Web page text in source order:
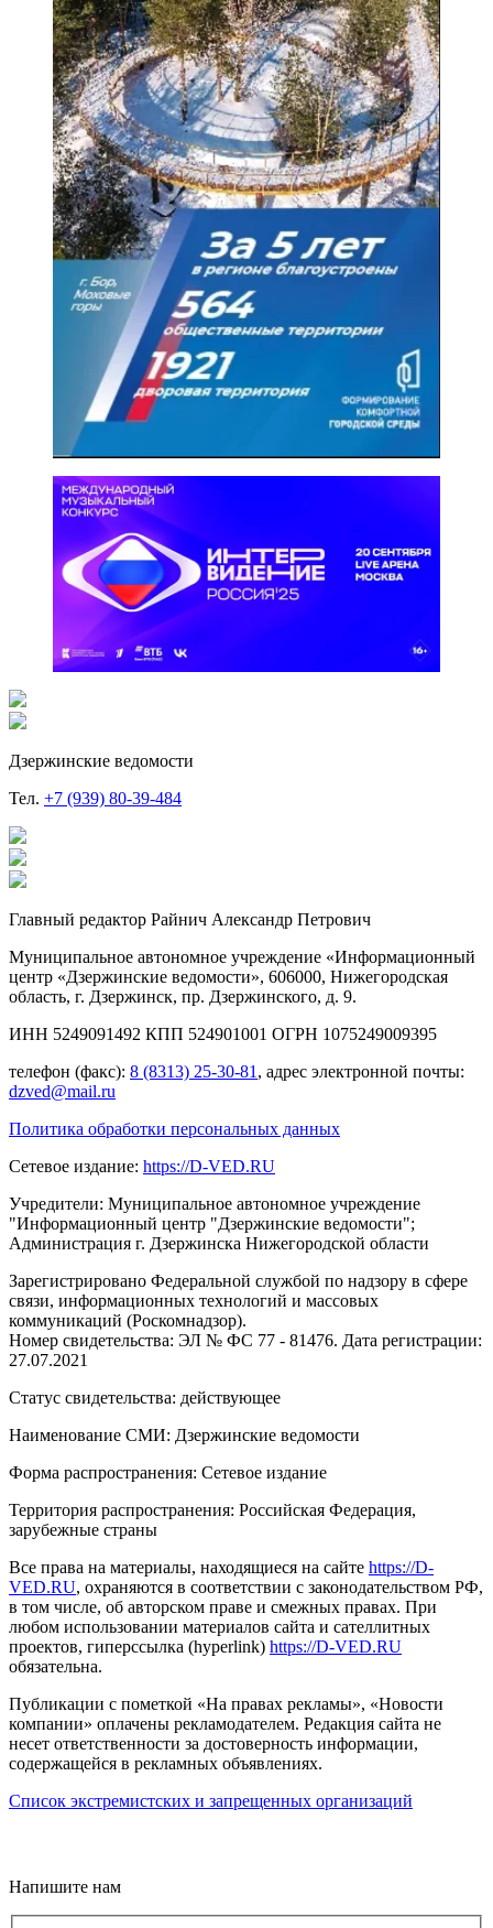
Дзержинские ведомости
Тел. +7 (939) 80-39-484
Главный редактор Райнич Александр Петрович
Муниципальное автономное учреждение «Информационный
центр «Дзержинские ведомости», 606000, Нижегородская
область, г. Дзержинск, пр. Дзержинского, д. 9.
ИНН 5249091492 КПП 524901001 ОГРН 1075249009395
телефон (факс): 8 (8313) 25-30-81 , адрес электронной почты:
dzved@mail.ru
Политика обработки персональных данных
Сетевое издание: https://D-VED.RU
Учредители: Муниципальное автономное учреждение
"Информационный центр "Дзержинские ведомости";
Администрация г. Дзержинска Нижегородской области
Зарегистрировано Федеральной службой по надзору в сфере
связи, информационных технологий и массовых
коммуникаций (Роскомнадзор).
Номер свидетельства: ЭЛ № ФС 77 - 81476. Дата регистрации:
27.07.2021
Статус свидетельства: действующее
Наименование СМИ: Дзержинские ведомости
Форма распространения: Сетевое издание
Территория распространения: Российская Федерация,
зарубежные страны
Все права на материалы, находящиеся на сайте https://D-
VED.RU, охраняются в соответствии с законодательством РФ,
в том числе, об авторском праве и смежных правах. При
любом использовании материалов сайта и сателлитных
проектов, гиперссылка (hyperlink) https://D-VED.RU
обязательна.
Публикации с пометкой «На правах рекламы», «Новости
компании» оплачены рекламодателем. Редакция сайта не
несет ответственности за достоверность информации,
содержащейся в рекламных объявлениях.
Список экстремистских и запрещенных организаций
Напишите нам